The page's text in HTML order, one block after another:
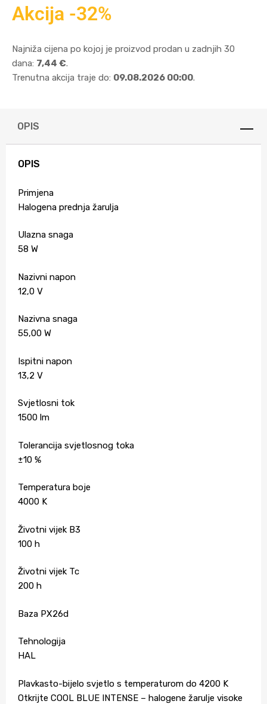
Akcija -32%
Najniža cijena po kojoj je proizvod prodan u zadnjih 30
dana: 7,44 €.
Trenutna akcija traje do: 09.08.2026 00:00.
OPIS
OPIS
Primjena
Halogena prednja žarulja
Ulazna snaga
58 W
Nazivni napon
12,0 V
Nazivna snaga
55,00 W
Ispitni napon
13,2 V
Svjetlosni tok
1500 lm
Tolerancija svjetlosnog toka
±10 %
Temperatura boje
4000 K
Životni vijek B3
100 h
Životni vijek Tc
200 h
Baza PX26d
Tehnologija
HAL
Plavkasto-bijelo svjetlo s temperaturom do 4200 K
Otkrijte COOL BLUE INTENSE – halogene žarulje visoke